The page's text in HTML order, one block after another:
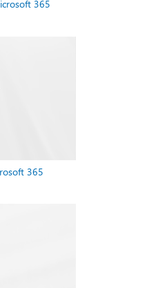
365
365